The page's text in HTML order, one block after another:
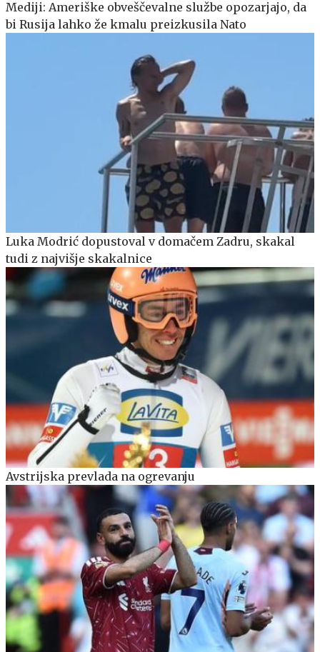
Mediji: Ameriške obveščevalne službe opozarjajo, da
bi Rusija lahko že kmalu preizkusila Nato
Luka Modrić dopustoval v domačem Zadru, skakal
tudi z najvišje skakalnice
Avstrijska prevlada na ogrevanju